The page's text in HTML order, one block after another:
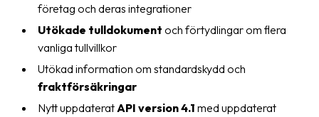
karriär
Nyhetsarkiv
Kontakta
oss
företag och deras integrationer
Utökade tulldokument och förtydlingar om flera
vanliga tullvillkor
Utökad information om standardskydd och
fraktförsäkringar
Nytt uppdaterat API version 4.1 med uppdaterat